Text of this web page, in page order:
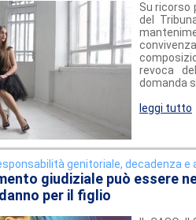
Su ricorso
del
revoca
domanda
leggi tutto
genitoriale, decadenza e
giudiziale può essere
per il figlio